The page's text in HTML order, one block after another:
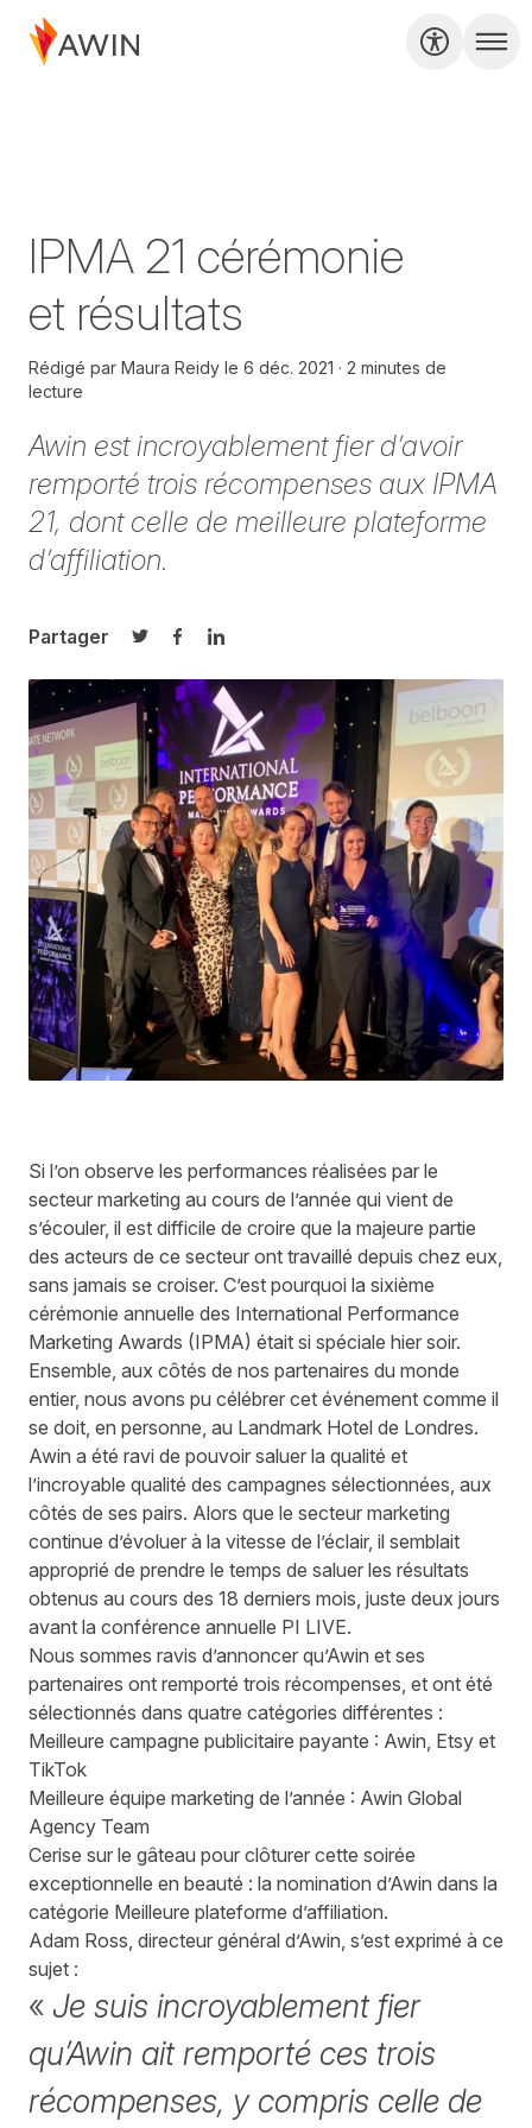
IPMA 21 cérémonie
et résultats
Rédigé par Maura Reidy le 6 déc. 2021
2 minutes de
lecture
Awin est incroyablement fier d’avoir
remporté trois récompenses aux IPMA
21, dont celle de meilleure plateforme
d’affiliation.
Partager
Partager sur Twitter
Partager sur Facebook
Partager sur LinkedIn
Si l’on observe les performances réalisées par le
secteur marketing au cours de l’année qui vient de
s’écouler, il est difficile de croire que la majeure partie
des acteurs de ce secteur ont travaillé depuis chez eux,
sans jamais se croiser. C’est pourquoi la sixième
cérémonie annuelle des International Performance
Marketing Awards (IPMA) était si spéciale hier soir.
Ensemble, aux côtés de nos partenaires du monde
entier, nous avons pu célébrer cet événement comme il
se doit, en personne, au Landmark Hotel de Londres.
Awin a été ravi de pouvoir saluer la qualité et
l’incroyable qualité des campagnes sélectionnées, aux
côtés de ses pairs. Alors que le secteur marketing
continue d’évoluer à la vitesse de l’éclair, il semblait
approprié de prendre le temps de saluer les résultats
obtenus au cours des 18 derniers mois, juste deux jours
avant la conférence annuelle PI LIVE.
Nous sommes ravis d’annoncer qu’Awin et ses
partenaires ont remporté trois récompenses, et ont été
sélectionnés dans quatre catégories différentes :
Meilleure campagne publicitaire payante : Awin, Etsy et
TikTok
Meilleure équipe marketing de l’année : Awin Global
Agency Team
Cerise sur le gâteau pour clôturer cette soirée
exceptionnelle en beauté : la nomination d’Awin dans la
catégorie Meilleure plateforme d’affiliation.
Adam Ross, directeur général d’Awin, s’est exprimé à ce
sujet :
« Je suis incroyablement fier
qu’Awin ait remporté ces trois
récompenses, y compris celle de